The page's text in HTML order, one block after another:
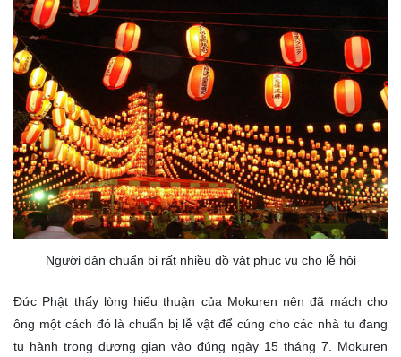
Người dân chuẩn bị rất nhiều đồ vật phục vụ cho lễ hội
Đức Phật thấy lòng hiếu thuận của Mokuren nên đã mách cho
ông một cách đó là chuẩn bị lễ vật để cúng cho các nhà tu đang
tu hành trong dương gian vào đúng ngày 15 tháng 7. Mokuren